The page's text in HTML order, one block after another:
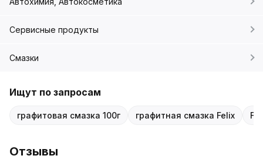
Сервисные продукты
Смазки
Ищут по запросам
графитовая смазка 100г графитная смазка Felix
Отзывы